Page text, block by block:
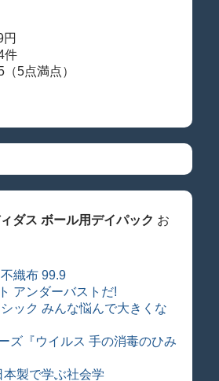
件
5点満点）
ダス ボール用デイパック お
織布 99.9
アンダーバストだ!
ック みんな悩んで大きくな
ズ『ウイルス 手の消毒のひみ
本製で学ぶ社会学